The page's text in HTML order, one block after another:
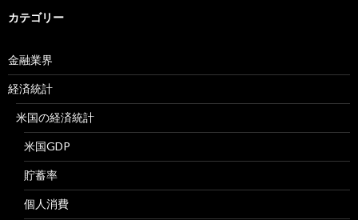
カテゴリー
金融業界
経済統計
米国の経済統計
米国GDP
貯蓄率
個人消費